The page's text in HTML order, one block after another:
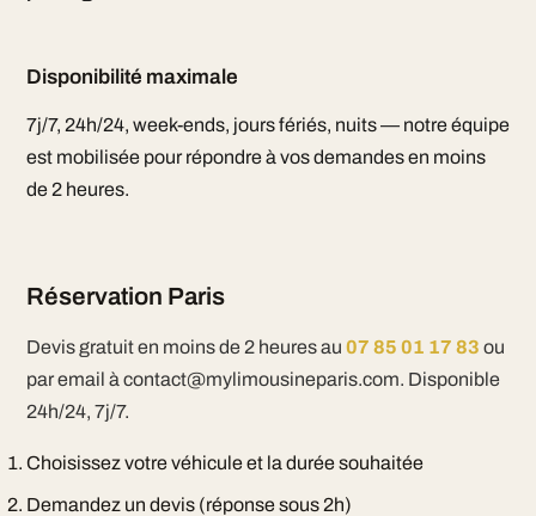
Disponibilité maximale
7j/7, 24h/24, week-ends, jours fériés, nuits — notre équipe
est mobilisée pour répondre à vos demandes en moins
de 2 heures.
Réservation Paris
Devis gratuit en moins de 2 heures au 07 85 01 17 83 ou
par email à contact@mylimousineparis.com. Disponible
24h/24, 7j/7.
Choisissez votre véhicule et la durée souhaitée
Demandez un devis (réponse sous 2h)